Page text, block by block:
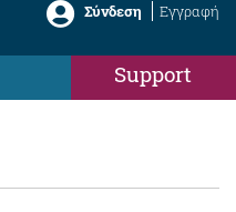
Σύνδεση Εγγραφή
Support